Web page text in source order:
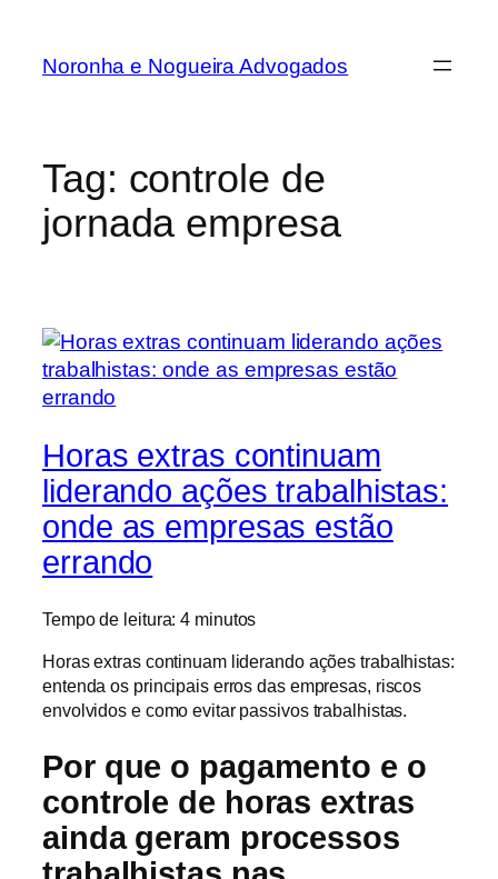
Noronha e Nogueira Advogados
Tag: controle de
jornada empresa
Horas extras continuam
liderando ações trabalhistas:
onde as empresas estão
errando
Tempo de leitura:4 minutos
Horas extras continuam liderando ações trabalhistas:
entenda os principais erros das empresas, riscos
envolvidos e como evitar passivos trabalhistas.
Por que o pagamento e o
controle de horas extras
ainda geram processos